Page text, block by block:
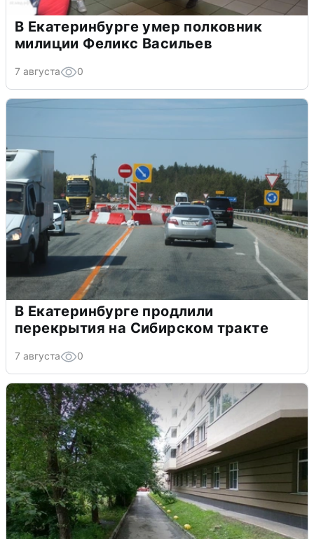
В Екатеринбурге умер полковник
милиции Феликс Васильев
7 августа 0
В Екатеринбурге продлили
перекрытия на Сибирском тракте
7 августа 0